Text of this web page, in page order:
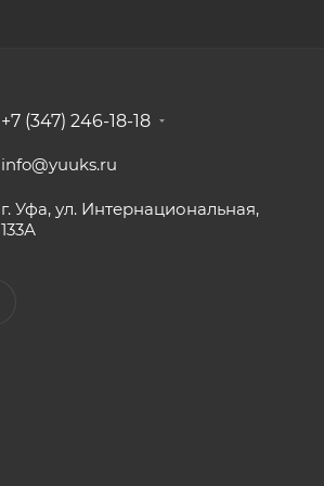
+7 (347) 246-18-18
info@yuuks.ru
г. Уфа, ул. Интернациональная,
133А